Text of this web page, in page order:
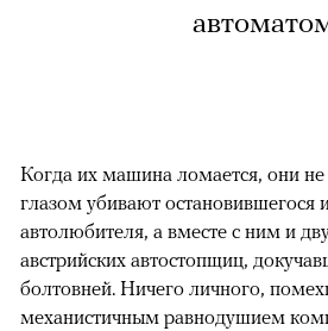
Когда их машина ломается, они
глазом убивают остановившегося
автолюбителя, а вместе с ним и
австрийских автостопщиц,
болтовней. Ничего личного,
механистичным равнодушием